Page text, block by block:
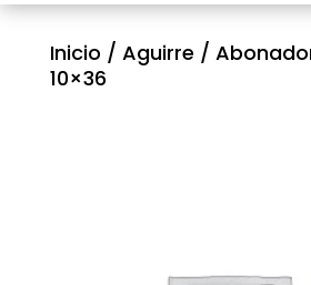
Inicio / Aguirre /
10×36